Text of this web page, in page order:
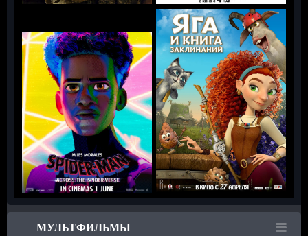
МУЛЬТФИЛЬМЫ